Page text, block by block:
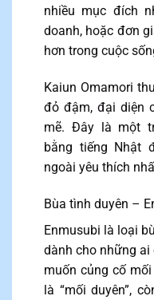
nhiều mục đích
doanh, hoặc đơn
hơn trong cuộc
Kaiun Omamori
đỏ đậm, đại diện
mẽ. Đây là một
bằng tiếng Nhật
ngoài yêu thích
Bùa tình duyên –
Enmusubi là loại
dành cho những
muốn củng cố mối
là “mối duyên”,